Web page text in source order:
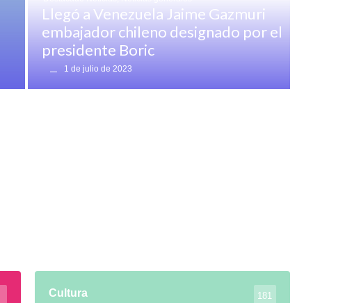
Llegó a Venezuela Jaime Gazmuri
embajador chileno designado por el
presidente Boric
1 de julio de 2023
Cultura 181